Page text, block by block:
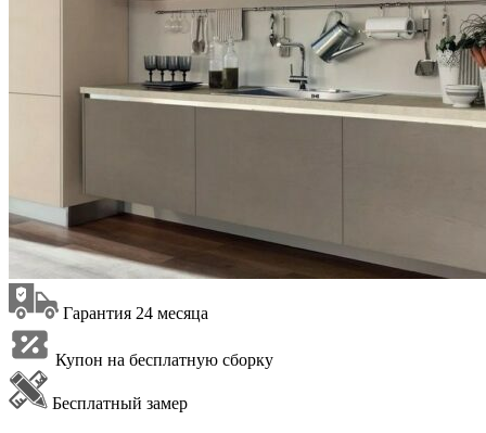
Гарантия 24 месяца
Купон на бесплатную сборку
Бесплатный замер